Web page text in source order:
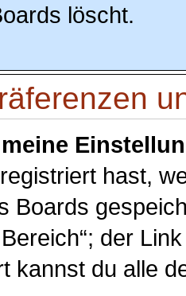
löscht.
hast,
Boards
der
kannst du alle